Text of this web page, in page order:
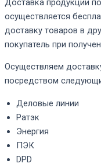
Доставка продукции
осуществляется
доставку товаров в
покупатель при
Осуществляем
посредством
Деловые линии
Ратэк
Энергия
ПЭК
DPD